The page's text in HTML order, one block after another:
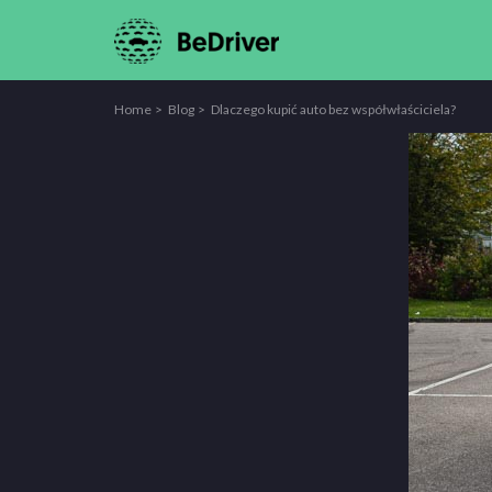
Home Blog Dlaczego kupić auto bez współwłaściciela?